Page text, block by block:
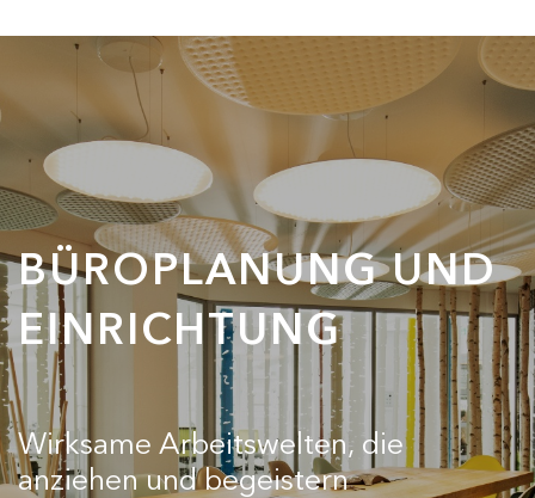
BÜROPLANUNGUND
EINRICHTUNG
Wirksame Arbeitswelten, die
anziehen und begeistern